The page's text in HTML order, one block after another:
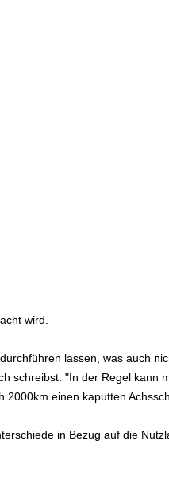
wird.
lassen, was auch
schreibst: "In der Regel kann
einen kaputten
in Bezug auf die